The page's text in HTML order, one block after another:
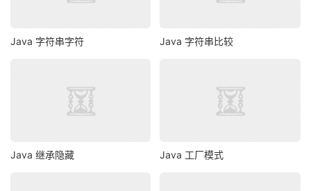
Java 字符串字符 Java 字符串比较
Java 继承隐藏 Java 工厂模式